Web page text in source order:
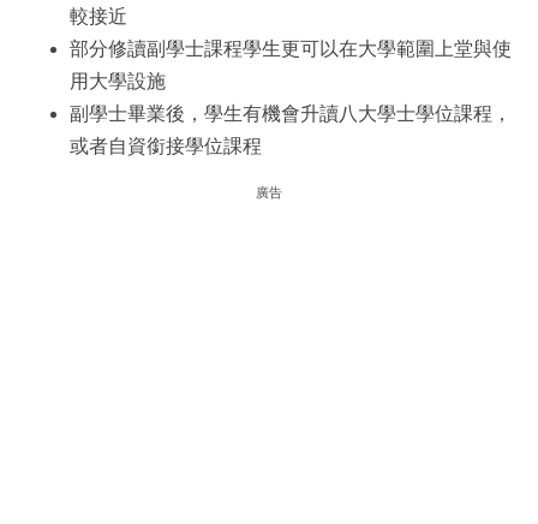
較接近
部分修讀副學士課程學生更可以在大學範圍上堂與使
用大學設施
副學士畢業後，學生有機會升讀八大學士學位課程，
或者自資銜接學位課程
廣告